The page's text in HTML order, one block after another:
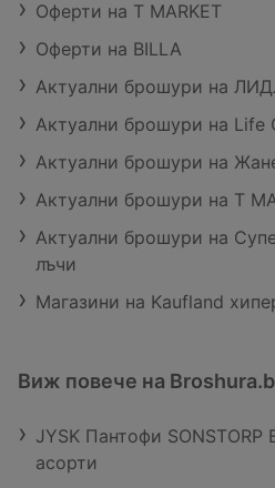
Оферти на T MARKET
Оферти на BILLA
Актуални брошури на
Актуални брошури на Life
Актуални брошури на
Актуални брошури на T
Актуални брошури на
лъчи
Магазини на Kaufland
Виж повече на
JYSK Пантофи SONSTORP
асорти